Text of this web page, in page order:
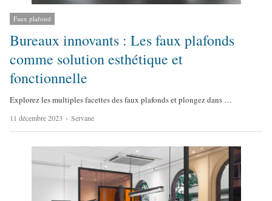
Faux plafond
Bureaux innovants : Les faux plafonds
comme solution esthétique et
fonctionnelle
Explorez les multiples facettes des faux plafonds et plongez dans …
11 décembre 2023
A
u
o
Servane